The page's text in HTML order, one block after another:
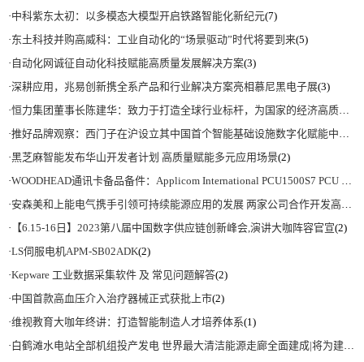
·中科紫东太初：以多模态大模型开启铁路智能化新纪元(7)
·东土科技并购高威科：工业自动化的“场景驱动”时代将要到来(5)
· 自动化网诚征自动化科技赋能高质量发展解决方案(3)
·深耕应用，兆易创新携全系产品和行业解决方案亮相慕尼黑电子展(3)
·恒力集团董事长陈建华：致力于打造全球行业标杆，为国家的经济高质量发展贡献更大力量|上海电气集团党委书记、董事长吴磊来访
·推好品牌观察：西门子在沪设立其中国首个智能基础设施数字化赋能中心
·黑芝麻智能发布华山开发者计划 高质量赋能多元应用场景(2)
·WOODHEAD通讯卡备品备件：Applicom International PCU1500S7 PCU 1500 S7 V4.5.0
·安森美和上能电气携手引领可持续能源应用的发展 两家公司合作开发高性能储能和太阳能组串式逆变器方案 以实现可持续的未来
· 【6.15-16日】2023第八届中国数字供应链创新峰会,演讲大咖阵容官宣(2)
·LS伺服电机APM-SB02ADK(2)
·Kepware 工业数据采集软件 及 常见问题解答(2)
·中国首款高血压介入治疗器械正式获批上市(2)
·维视教育大咖年终讲：打造智能制造人才培养体系(1)
·白鹤滩水电站全部机组投产发电 世界最大清洁能源走廊全面建成|将为建设新型能源体系、保障国家能源安全、实现“双碳”目标提供有力支撑